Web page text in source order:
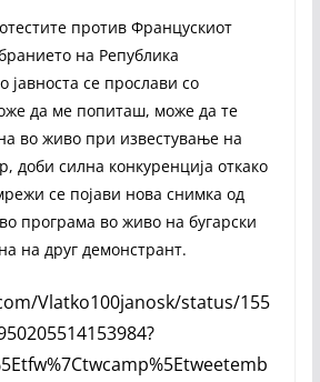
против Францускиот
на Република
јавноста се прослави со
да ме попиташ, може да те
во живо при известување на
доби силна конкуренција откако
се појави нова снимка од
во програма во живо на бугарски
на друг демонстрант.
Vlatko100janosk/status/155